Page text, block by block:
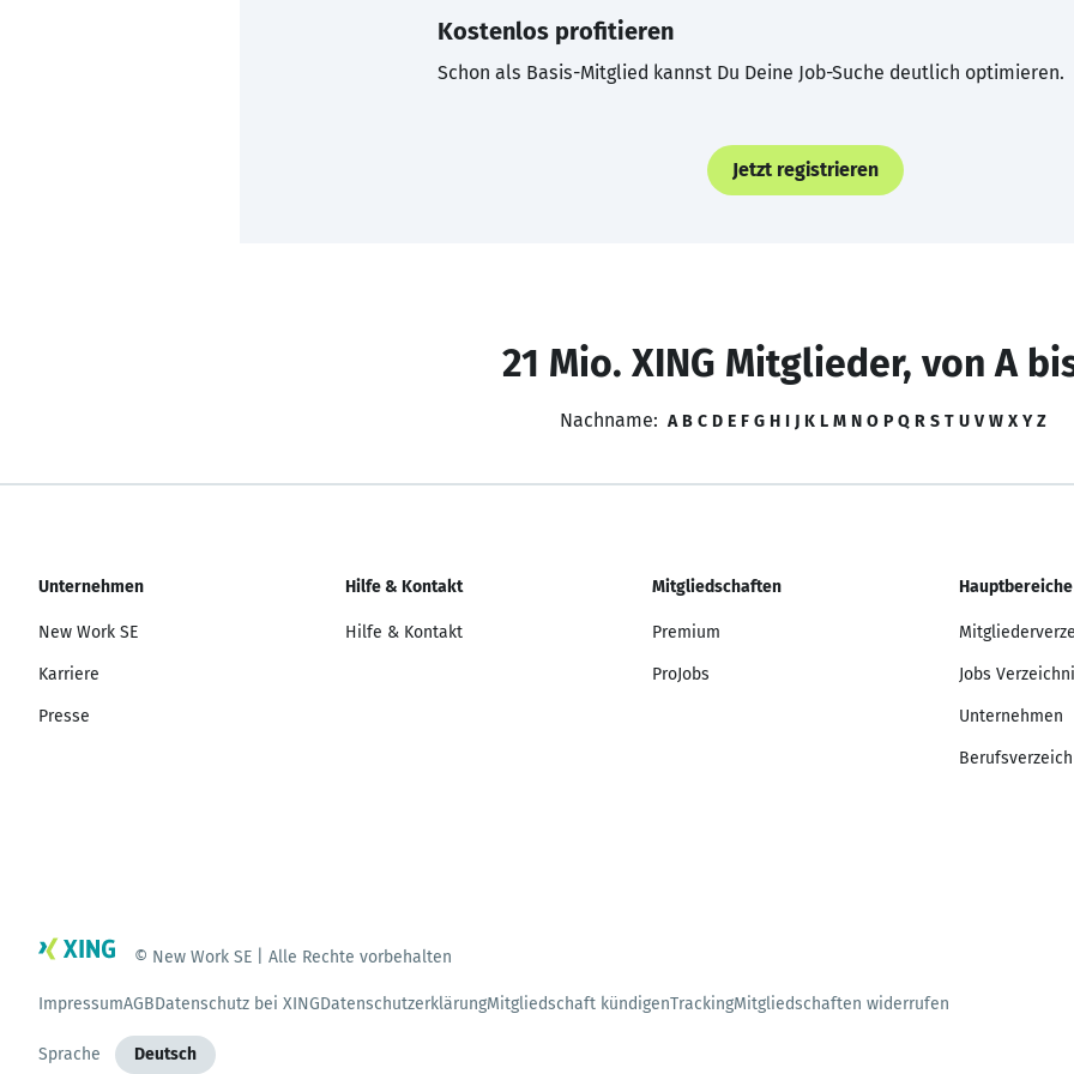
Kostenlos profitieren
Schon als Basis-Mitglied kannst Du Deine Job-Suche deutlich optimieren.
Jetzt registrieren
21 Mio. XING Mitglieder, von A
Nachname: A B C D E F G H I J K L M N O P Q R S T U V W X Y Z
Unternehmen
New Work SE
Karriere
Presse
Hilfe & Kontakt
Hilfe & Kontakt
Mitgliedschaften
Premium
ProJobs
Hauptbereiche
Jobs
Unternehmen
© New Work SE | Alle Rechte vorbehalten
ImpressumAGBDatenschutz bei XINGDatenschutzerklärungMitgliedschaft kündigenTrackingMitgliedschaften widerrufen
Sprache Deutsch